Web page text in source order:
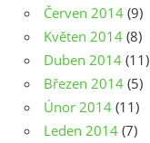
Červen 2014 (9)
Květen 2014 (8)
Duben 2014 (11)
Březen 2014 (5)
Únor 2014 (11)
Leden 2014 (7)